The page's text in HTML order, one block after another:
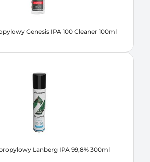
Genesis IPA 100 Cleaner 100ml
Lanberg IPA 99,8% 300ml